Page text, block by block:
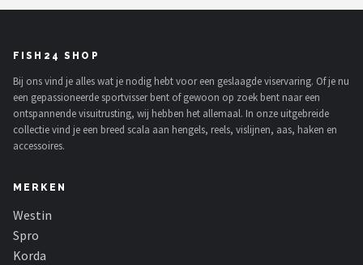
FISH24 SHOP
Bij ons vind je alles wat je nodig hebt voor een geslaagde viservaring. Of je nu
een gepassioneerde sportvisser bent of gewoon op zoek bent naar een
ontspannende visuitrusting, wij hebben het allemaal. In onze uitgebreide
collectie vind je een breed scala aan hengels, reels, vislijnen, aas, haken en
accessoires.
MERKEN
Westin
Spro
Korda